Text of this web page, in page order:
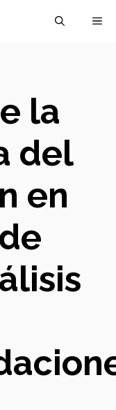
la
del
en